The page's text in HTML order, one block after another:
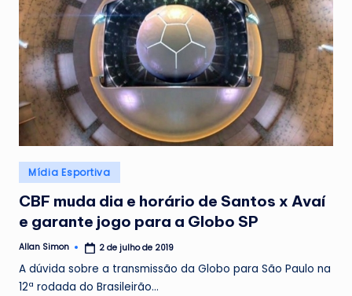
Posted
in
Mídia Esportiva
CBF muda dia e horário de Santos x Avaí
e garante jogo para a Globo SP
Posted
Allan Simon 2 de julho de 2019
A dúvida sobre a transmissão da Globo para São Paulo na
12ª rodada do Brasileirão…